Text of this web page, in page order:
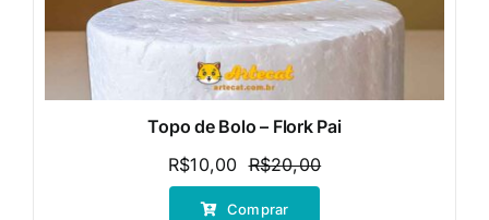
Topo de Bolo – Flork Pai
R$20,00O
preço
R$10,00
O
preço
Comprar